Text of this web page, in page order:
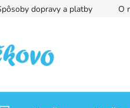
dopravy a platby O